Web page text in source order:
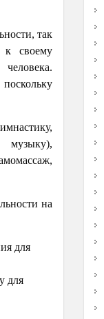
так
к своему
на
для
для